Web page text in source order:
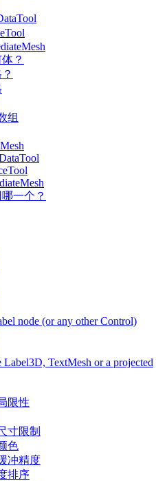
？
组
一个？
node (or any other Control)
Label3D, TextMesh or a projected
限性
寸限制
色
冲精度
排序